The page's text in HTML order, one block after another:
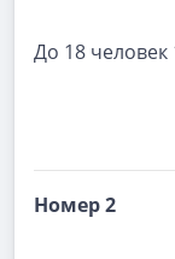
До 18 человек
Номер 2